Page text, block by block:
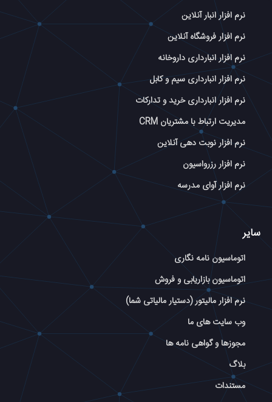
نرم افزار انبار آنلاین
نرم افزار فروشگاه آنلاین
نرم افزار انبارداری داروخانه
نرم افزار انبارداری سیم و کابل
نرم افزار انبارداری خرید و تدارکات
مدیریت ارتباط با مشتریان CRM
نرم افزار نوبت دهی آنلاین
نرم افزار رزرواسیون
نرم افزار آوای مدرسه
سایر
اتوماسیون نامه نگاری
اتوماسیون بازاریابی و فروش
نرم افزار مالیتور (دستیار مالیاتی شما)
وب سایت های ما
مجوزها و گواهی نامه ها
بلاگ
مستندات